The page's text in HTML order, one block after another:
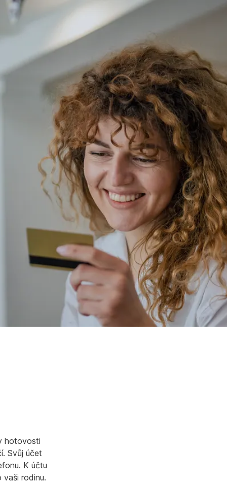
hotovosti
Svůj účet
K účtu
rodinu.